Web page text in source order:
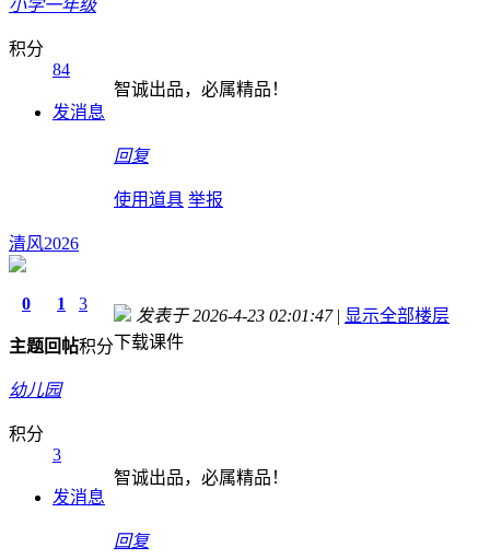
小学一年级
积分
84
发消息
智诚出品，必属精品！
回复
使用道具 举报
清风2026
0
主题
1
回帖
3
积分
幼儿园
积分
3
发消息
发表于 2026-4-23 02:01:47 | 显示全部楼层
下载课件
智诚出品，必属精品！
回复